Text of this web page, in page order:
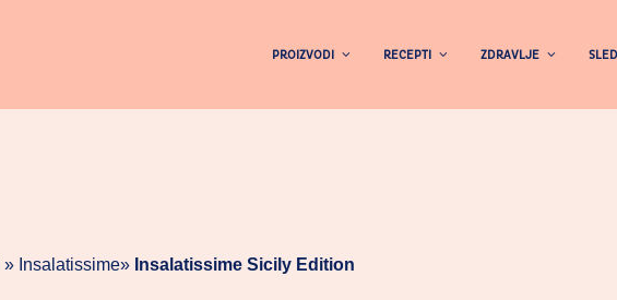
PROIZVODI RECEPTI ZDRAVLJE
» Insalatissime» Insalatissime Sicily Edition